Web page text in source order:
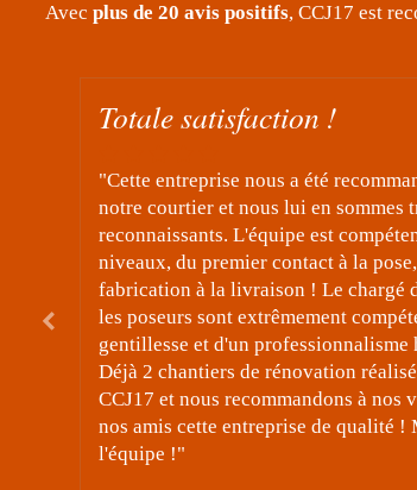
Avec plus de 20 avis positifs, CCJ17 est
d'une
Très contente
"Travaux de rénovation de 3
appartement à Saujon
bon suivi de projet,
excellents ouvriers poseurs.
et de l'attention portée à ce
recommandée. "
Par HelaCarnot